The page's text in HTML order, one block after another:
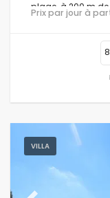
plage, à 200 m
de la mer
Prix par jour à
8
VILLA